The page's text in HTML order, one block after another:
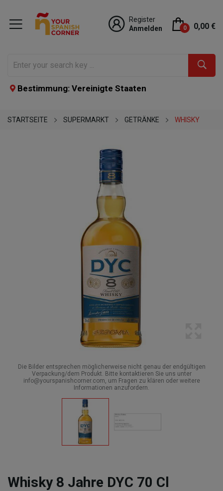
Register
Anmelden
0 0,00 €
Bestimmung: Vereinigte Staaten
STARTSEITE SUPERMARKT GETRÄNKE WHISKY
Die Bilder entsprechen möglicherweise nicht genau der endgültigen
Verpackung/dem Produkt. Bitte kontaktieren Sie uns unter
info@yourspanishcorner.com, um Fragen zu klären oder weitere
Informationen anzufordern.
Whisky 8 Jahre DYC 70 Cl